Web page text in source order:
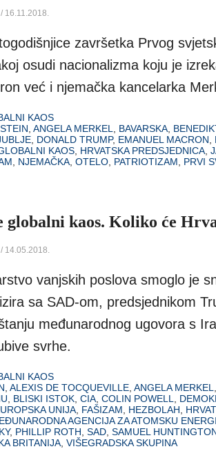
16.11.2018.
završetka Prvog
osudi nacionalizma koju je
već i njemačka kancelarka
KAOS
ANGELA MERKEL BAVARSKA
DONALD TRUMP, EMANUEL MACRON
KAOS HRVATSKA PREDSJEDNICA
NJEMAČKA OTELO PATRIOTIZAM PRVI
globalni kaos. Koliko će
14.05.2018.
vanjskih poslova smoglo je
sa SAD-om, predsjednikom
međunarodnog ugovora s
svrhe.
KAOS
ALEXIS DE TOCQUEVILLE ANGELA MERKEL
BLISKI ISTOK CIA COLIN POWELL
UNIJA FAŠIZAM HEZBOLAH
AGENCIJA ZA ATOMSKU
, PHILLIP ROTH SAD SAMUEL
BRITANIJA VIŠEGRADSKA SKUPINA